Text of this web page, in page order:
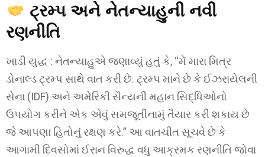
ટ્રમ્પ અને નેતન્યાહુની નવી
રણનીતિ
ખાડી યુદ્ધ : નેતન્યાહુએ જણાવ્યું હતું કે, “મેં મારા મિત્ર
ડોનાલ્ડ ટ્રમ્પ સાથે વાત કરી છે. ટ્રમ્પ માને છે કે ઈઝરાયેલની
સેના (IDF) અને અમેરિકી સૈન્યની મહાન સિદ્ધિઓનો
ઉપયોગ કરીને એક એવું સમજૂતીનામું તૈયાર કરી શકાય છે
જે આપણા હિતોનું રક્ષણ કરે.” આ વાતચીત સૂચવે છે કે
આગામી દિવસોમાં ઈરાન વિરુદ્ધ વધુ આક્રમક રણનીતિ જોવા